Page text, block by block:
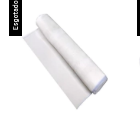
Esgotado